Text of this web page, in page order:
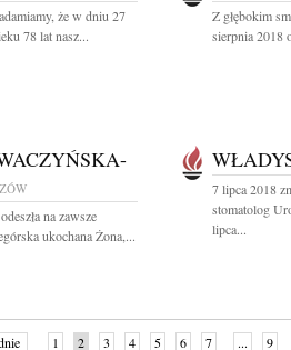
że w dniu 27
78 lat nasz...
Z głębokim
sierpnia 2018
na zawsze
ukochana Żona,...
7 lipca 2018
stomatolog
lipca...
1 2 3 4 5 6 7 ... 9